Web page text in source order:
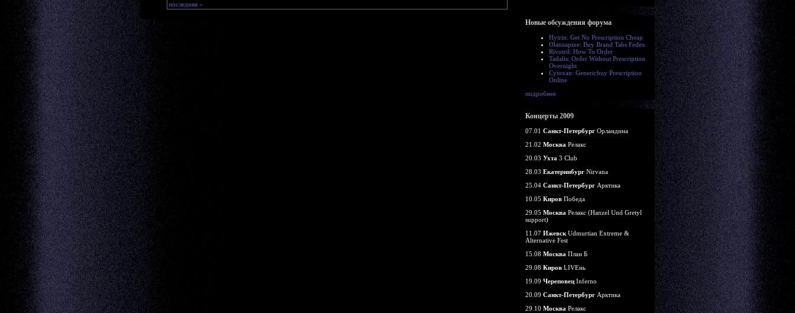
последняя »
Новые обсуждения форума
Hytrin: Get No Prescription Cheap
Olanzapine: Buy Brand Tabs Fedex
Rivotril: How To Order
Tadalis: Order Without Prescription
Overnight
Cytoxan: Genericbuy Prescription
Online
подробнее
Концерты 2009
07.01 Санкт-Петербург Орландина
21.02 Москва Релакс
20.03 Ухта 3 Club
28.03 Екатеринбург Nirvana
25.04 Санкт-Петербург Арктика
10.05 Киров Победа
29.05 Москва Релакс (Hanzel Und Gretyl
support)
11.07 Ижевск Udmurtian Extreme &
Alternative Fest
15.08 Москва План Б
29.08 Киров LIVEнь
19.09 Череповец Inferno
20.09 Санкт-Петербург Арктика
29.10 Москва Релакс